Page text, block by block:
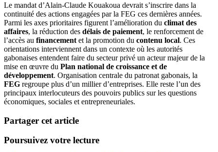
Le mandat d’Alain-Claude Kouakoua devrait s’inscrire dans la
continuité des actions engagées par la FEG ces dernières années.
Parmi les axes prioritaires figurent l’amélioration du climat des
affaires, la réduction des délais de paiement, le renforcement de
l’accès au financement et la promotion du contenu local. Ces
orientations interviennent dans un contexte où les autorités
gabonaises entendent faire du secteur privé un acteur majeur de la
mise en œuvre du Plan national de croissance et de
développement. Organisation centrale du patronat gabonais, la
FEG regroupe plus d’un millier d’entreprises. Elle reste l’un des
principaux interlocuteurs des pouvoirs publics sur les questions
économiques, sociales et entrepreneuriales.
Partager cet article
Poursuivez votre lecture